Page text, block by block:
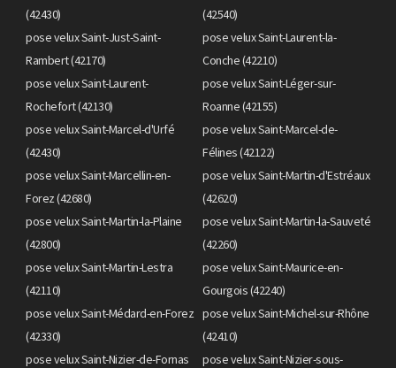
(42430)
(42540)
pose velux Saint-Just-Saint-
Rambert (42170)
pose velux Saint-Laurent-la-
Conche (42210)
pose velux Saint-Laurent-
Rochefort (42130)
pose velux Saint-Léger-sur-
Roanne (42155)
pose velux Saint-Marcel-d'Urfé
(42430)
pose velux Saint-Marcel-de-
Félines (42122)
pose velux Saint-Marcellin-en-
Forez (42680)
pose velux Saint-Martin-d'Estréaux
(42620)
pose velux Saint-Martin-la-Plaine
(42800)
pose velux Saint-Martin-la-Sauveté
(42260)
pose velux Saint-Martin-Lestra
(42110)
pose velux Saint-Maurice-en-
Gourgois (42240)
pose velux Saint-Médard-en-Forez
(42330)
pose velux Saint-Michel-sur-Rhône
(42410)
pose velux Saint-Nizier-de-Fornas
pose velux Saint-Nizier-sous-